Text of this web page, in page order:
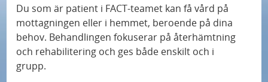
Du som är patient i FACT-teamet kan få vård på
mottagningen eller i hemmet, beroende på dina
behov. Behandlingen fokuserar på återhämtning
och rehabilitering och ges både enskilt och i
grupp.